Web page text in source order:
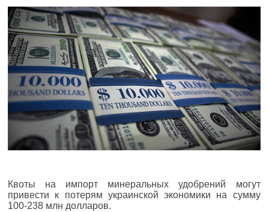
Квоты на импорт минеральных удобрений могут
привести к потерям украинской экономики на сумму
100-238 млн долларов.